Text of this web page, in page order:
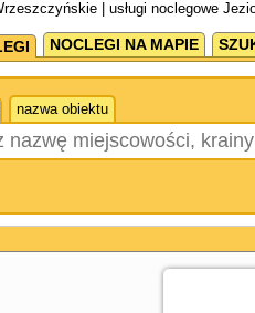
| usługi noclegowe
NOCLEGI NA MAPIE
nazwa obiektu